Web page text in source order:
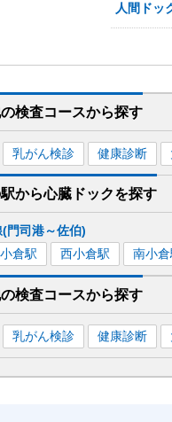
人間ドッ
検査コースから探す
乳がん検診 健康診断
から心臓ドックを探す
門司港～佐伯)
小倉駅 西小倉駅 南小倉
検査コースから探す
乳がん検診 健康診断